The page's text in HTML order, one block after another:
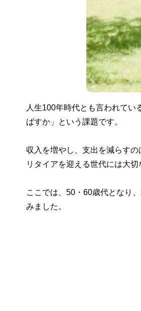
人生100年時代とも言われて
ばすか」という課題です。
収入を増やし、支出を減らす
リタイアを迎える世代には大切
ここでは、50・60歳代となり
みました。